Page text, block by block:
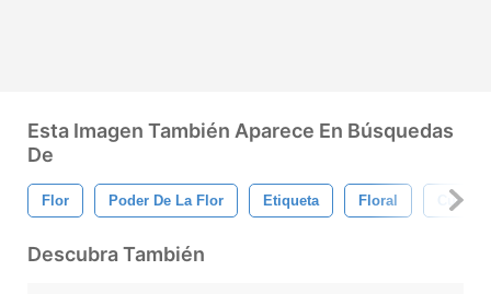
Esta Imagen También Aparece En Búsquedas
De
Flor Poder De La Flor Etiqueta Floral Cuerda
Descubra También